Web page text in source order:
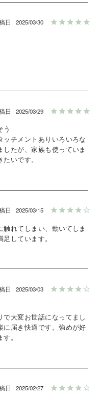
日 2025/03/30
日 2025/03/29
う
チメントありいろいろな
たが、家族も使っていま
いです。
日 2025/03/15
れてしまい、動いてしま
日 2025/03/03
大変お世話になってまし
に届き快適です。強めが好
。
日 2025/02/27